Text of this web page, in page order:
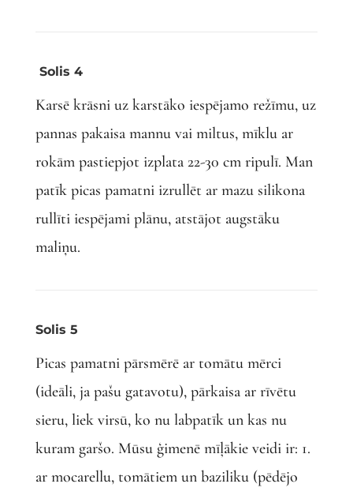
Solis 4
Karsē krāsni uz karstāko iespējamo režīmu, uz
pannas pakaisa mannu vai miltus, mīklu ar
rokām pastiepjot izplata 22-30 cm ripulī. Man
patīk picas pamatni izrullēt ar mazu silikona
rullīti iespējami plānu, atstājot augstāku
maliņu.
Solis 5
Picas pamatni pārsmērē ar tomātu mērci
(ideāli, ja pašu gatavotu), pārkaisa ar rīvētu
sieru, liek virsū, ko nu labpatīk un kas nu
kuram garšo. Mūsu ģimenē mīļākie veidi ir: 1.
ar mocarellu, tomātiem un baziliku (pēdējo